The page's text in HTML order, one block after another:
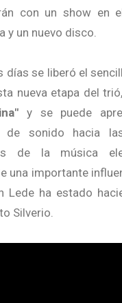
con un show en
y un nuevo disco.
días se liberó el
nueva etapa del
y se puede
de sonido hacia
de la música
una importante
Lede ha estado
Silverio.